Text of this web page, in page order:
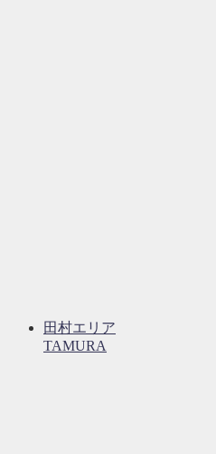
田村エリア
TAMURA